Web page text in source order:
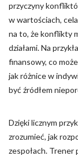
przyczyny
w wartościach,
na to, że konflikty
działami. Na
finansowy, co
jak różnice w
być źródłem
Dzięki licznym
zrozumieć, jak
zespołach. Trener